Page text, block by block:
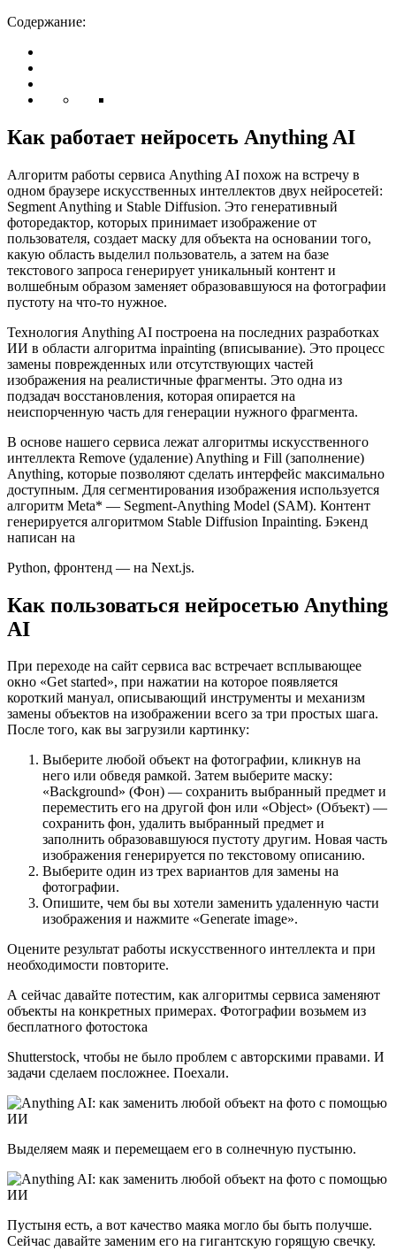
Содержание:
Как работает нейросеть Anything AI
Алгоритм работы сервиса Anything AI похож на встречу в
одном браузере искусственных интеллектов двух нейросетей:
Segment Anything и Stable Diffusion. Это генеративный
фоторедактор, которых принимает изображение от
пользователя, создает маску для объекта на основании того,
какую область выделил пользователь, а затем на базе
текстового запроса генерирует уникальный контент и
волшебным образом заменяет образовавшуюся на фотографии
пустоту на что-то нужное.
Технология Anything AI построена на последних разработках
ИИ в области алгоритма inpainting (вписывание). Это процесс
замены поврежденных или отсутствующих частей
изображения на реалистичные фрагменты. Это одна из
подзадач восстановления, которая опирается на
неиспорченную часть для генерации нужного фрагмента.
В основе нашего сервиса лежат алгоритмы искусственного
интеллекта Remove (удаление) Anything и Fill (заполнение)
Anything, которые позволяют сделать интерфейс максимально
доступным. Для сегментирования изображения используется
алгоритм Meta* — Segment-Anything Model (SAM). Контент
генерируется алгоритмом Stable Diffusion Inpainting. Бэкенд
написан на
Python, фронтенд — на Next.js.
Как пользоваться нейросетью Anything
AI
При переходе на сайт сервиса вас встречает всплывающее
окно «Get started», при нажатии на которое появляется
короткий мануал, описывающий инструменты и механизм
замены объектов на изображении всего за три простых шага.
После того, как вы загрузили картинку:
Выберите любой объект на фотографии, кликнув на
него или обведя рамкой. Затем выберите маску:
«Background» (Фон) — сохранить выбранный предмет и
переместить его на другой фон или «Object» (Объект) —
сохранить фон, удалить выбранный предмет и
заполнить образовавшуюся пустоту другим. Новая часть
изображения генерируется по текстовому описанию.
Выберите один из трех вариантов для замены на
фотографии.
Опишите, чем бы вы хотели заменить удаленную части
изображения и нажмите «Generate image».
Оцените результат работы искусственного интеллекта и при
необходимости повторите.
А сейчас давайте потестим, как алгоритмы сервиса заменяют
объекты на конкретных примерах. Фотографии возьмем из
бесплатного фотостока
Shutterstock, чтобы не было проблем с авторскими правами. И
задачи сделаем посложнее. Поехали.
Выделяем маяк и перемещаем его в солнечную пустыню.
Пустыня есть, а вот качество маяка могло бы быть получше.
Сейчас давайте заменим его на гигантскую горящую свечку.